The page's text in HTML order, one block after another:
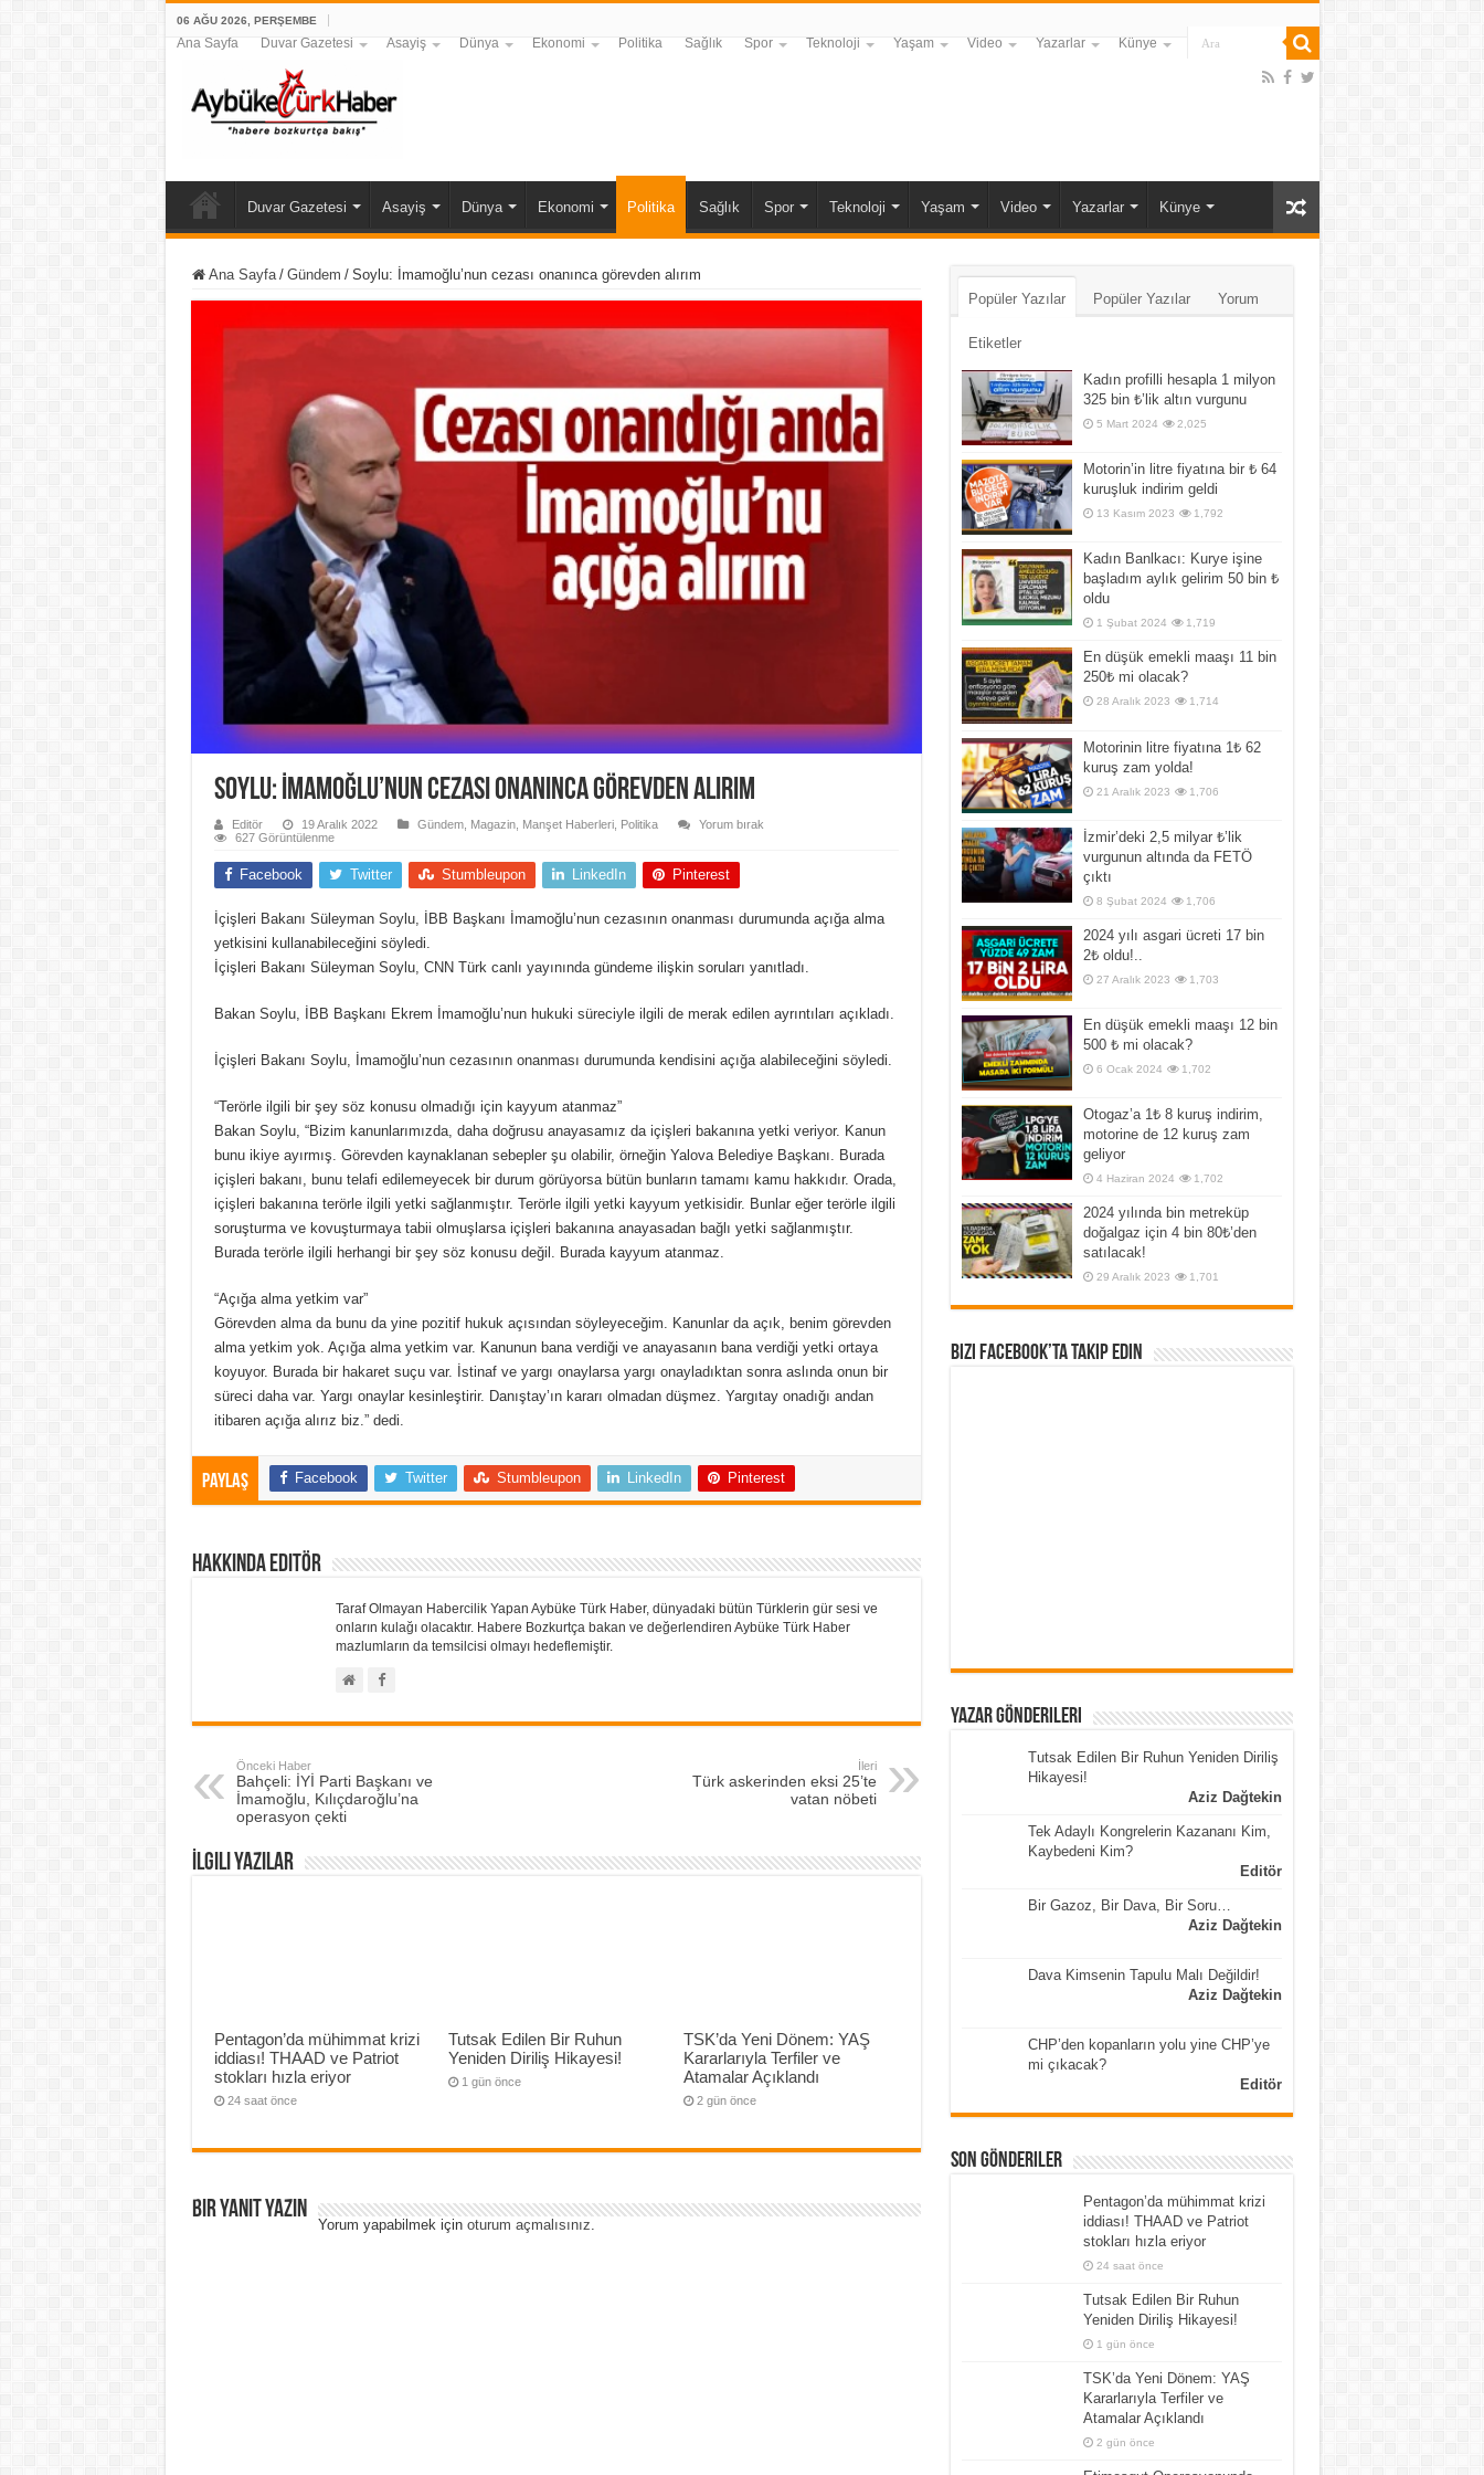
06 AĞU 2026, PERŞEMBE
Ana Sayfa Duvar Gazetesi Asayiş Dünya Ekonomi Politika Sağlık Spor Teknoloji Yaşam Video Yazarlar Künye
Duvar Gazetesi Asayiş Dünya Ekonomi Politika Sağlık Spor Teknoloji Yaşam Video Yazarlar Künye
Ana Sayfa / Gündem / Soylu: İmamoğlu’nun cezası onanınca görevden alırım
Soylu: İmamoğlu’nun cezası onanınca görevden alırım
Editör 19 Aralık 2022 Gündem, Magazin, Manşet Haberleri, Politika
Yorum bırak
627 Görüntülenme
Facebook Twitter Stumbleupon LinkedIn Pinterest
İçişleri Bakanı Süleyman Soylu, İBB Başkanı İmamoğlu’nun cezasının onanması durumunda açığa alma
yetkisini kullanabileceğini söyledi.
İçişleri Bakanı Süleyman Soylu, CNN Türk canlı yayınında gündeme ilişkin soruları yanıtladı.
Bakan Soylu, İBB Başkanı Ekrem İmamoğlu’nun hukuki süreciyle ilgili de merak edilen ayrıntıları açıkladı.
İçişleri Bakanı Soylu, İmamoğlu’nun cezasının onanması durumunda kendisini açığa alabileceğini söyledi.
“Terörle ilgili bir şey söz konusu olmadığı için kayyum atanmaz”
Bakan Soylu, “Bizim kanunlarımızda, daha doğrusu anayasamız da içişleri bakanına yetki veriyor. Kanun
bunu ikiye ayırmış. Görevden kaynaklanan sebepler şu olabilir, örneğin Yalova Belediye Başkanı. Burada
içişleri bakanı, bunu telafi edilemeyecek bir durum görüyorsa bütün bunların tamamı kamu hakkıdır. Orada,
içişleri bakanına terörle ilgili yetki sağlanmıştır. Terörle ilgili yetki kayyum yetkisidir. Bunlar eğer terörle ilgili
soruşturma ve kovuşturmaya tabii olmuşlarsa içişleri bakanına anayasadan bağlı yetki sağlanmıştır.
Burada terörle ilgili herhangi bir şey söz konusu değil. Burada kayyum atanmaz.
“Açığa alma yetkim var”
Görevden alma da bunu da yine pozitif hukuk açısından söyleyeceğim. Kanunlar da açık, benim görevden
alma yetkim yok. Açığa alma yetkim var. Kanunun bana verdiği ve anayasanın bana verdiği yetki ortaya
koyuyor. Burada bir hakaret suçu var. İstinaf ve yargı onaylarsa yargı onayladıktan sonra aslında onun bir
süreci daha var. Yargı onaylar kesinleştirir. Danıştay’ın kararı olmadan düşmez. Yargıtay onadığı andan
itibaren açığa alırız biz.” dedi.
Paylaş Facebook Twitter Stumbleupon LinkedIn Pinterest
Hakkında Editör
Taraf Olmayan Habercilik Yapan Aybüke Türk Haber, dünyadaki bütün Türklerin gür sesi ve
onların kulağı olacaktır. Habere Bozkurtça bakan ve değerlendiren Aybüke Türk Haber
mazlumların da temsilcisi olmayı hedeflemiştir.
Önceki Haber
Bahçeli: İYİ Parti Başkanı ve
İmamoğlu, Kılıçdaroğlu’na
operasyon çekti
İleri
Türk askerinden eksi 25’te
vatan nöbeti
İlgili Yazılar
Pentagon’da mühimmat krizi
iddiası! THAAD ve Patriot
stokları hızla eriyor
24 saat önce
Tutsak Edilen Bir Ruhun
Yeniden Diriliş Hikayesi!
1 gün önce
TSK’da Yeni Dönem: YAŞ
Kararlarıyla Terfiler ve
Atamalar Açıklandı
2 gün önce
Bir yanıt yazın
Yorum yapabilmek için oturum açmalısınız.
Popüler Yazılar Popüler Yazılar Yorum
Etiketler
Kadın profilli hesapla 1 milyon
325 bin ₺’lik altın vurgunu
5 Mart 2024 2,025
Motorin’in litre fiyatına bir ₺ 64
kuruşluk indirim geldi
13 Kasım 2023 1,792
Kadın Banlkacı: Kurye işine
başladım aylık gelirim 50 bin ₺
oldu
1 Şubat 2024 1,719
En düşük emekli maaşı 11 bin
250₺ mi olacak?
28 Aralık 2023 1,714
Motorinin litre fiyatına 1₺ 62
kuruş zam yolda!
21 Aralık 2023 1,706
İzmir’deki 2,5 milyar ₺’lik
vurgunun altında da FETÖ
çıktı
8 Şubat 2024 1,706
2024 yılı asgari ücreti 17 bin
2₺ oldu!..
27 Aralık 2023 1,703
En düşük emekli maaşı 12 bin
500 ₺ mi olacak?
6 Ocak 2024 1,702
Otogaz’a 1₺ 8 kuruş indirim,
motorine de 12 kuruş zam
geliyor
4 Haziran 2024 1,702
2024 yılında bin metreküp
doğalgaz için 4 bin 80₺’den
satılacak!
29 Aralık 2023 1,701
Bizi Facebook’ta Takip Edin
Yazar Gönderileri
Tutsak Edilen Bir Ruhun Yeniden Diriliş
Hikayesi!
Aziz Dağtekin
Tek Adaylı Kongrelerin Kazananı Kim,
Kaybedeni Kim?
Editör
Bir Gazoz, Bir Dava, Bir Soru…
Aziz Dağtekin
Dava Kimsenin Tapulu Malı Değildir!
Aziz Dağtekin
CHP’den kopanların yolu yine CHP’ye
mi çıkacak?
Editör
Son Gönderiler
Pentagon’da mühimmat krizi
iddiası! THAAD ve Patriot
stokları hızla eriyor
24 saat önce
Tutsak Edilen Bir Ruhun
Yeniden Diriliş Hikayesi!
1 gün önce
TSK’da Yeni Dönem: YAŞ
Kararlarıyla Terfiler ve
Atamalar Açıklandı
2 gün önce